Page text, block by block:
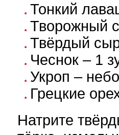
Тонкий
Творожный
Твёрдый
Чеснок – 1
Укроп –
Грецкие
Натрите